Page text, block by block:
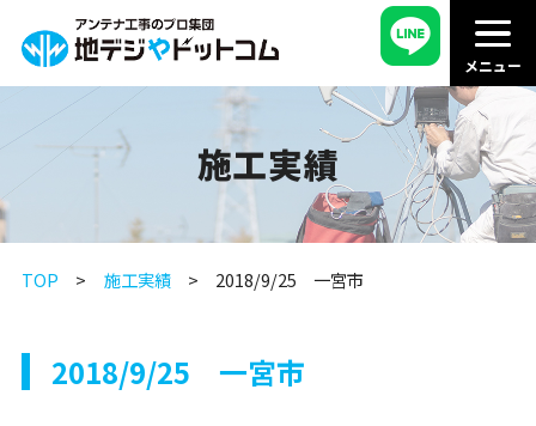
施工実績
TOP 施工実績 2018/9/25 一宮市
2018/9/25 一宮市